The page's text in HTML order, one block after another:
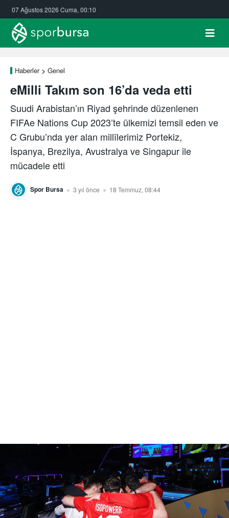
07 Ağustos 2026 Cuma, 00:10
Haberler Genel
eMilli Takım son 16’da veda etti
Suudi Arabistan’ın Riyad şehrinde düzenlenen
FIFAe Nations Cup 2023’te ülkemizi temsil eden ve
C Grubu’nda yer alan millîlerimiz Portekiz,
İspanya, Brezilya, Avustralya ve Singapur ile
mücadele etti
Spor Bursa 3 yıl önce 18 Temmuz, 08:44